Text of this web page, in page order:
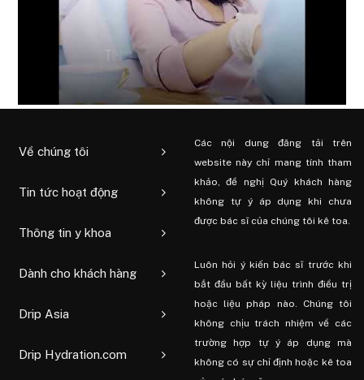
Về chúng tôi
Tin tức hoạt động
Thông tin y khoa
Dành cho khách hàng
Drip Asia
Drip Hydration.com
Các nội dung đăng tải trên
website này chỉ mang tính tham
khảo, đề nghị Quý khách hàng
không tự ý áp dụng khi chưa
được bác sĩ của chúng tôi kê toa.
Luôn hỏi ý kiến ​​bác sĩ trước khi
bắt đầu bất kỳ liệu trình điều trị
hoặc liệu pháp nào. Chúng tôi
không chịu trách nhiệm về các
trường hợp tự ý áp dụng mà
không có sự chỉ định hoặc kê toa